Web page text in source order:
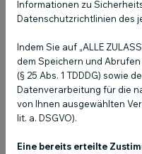
3.
anpassen. Das Tool
Empfehlungen
Media-Trends.
Erfolg Ihrer
Informationen zu
Datenschutzrichtlinien des
Indem Sie auf „ALLE
dem Speichern und
(§ 25 Abs. 1 TDDDG) sowie
Datenverarbeitung für die
von Ihnen ausgewählten
lit. a. DSGVO).
Eine bereits erteilte